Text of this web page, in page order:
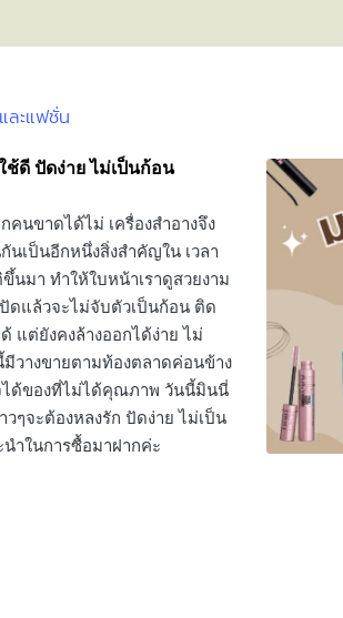
ละแฟชั่น
ช้ดี ปัดง่าย ไม่เป็นก้อน
คนขาดได้ไม่ เครื่องสำอางจึง
นเป็นอีกหนึ่งสิ่งสำคัญใน เวลา
นมา ทำให้ใบหน้าเราดูสวยงาม
ดแล้วจะไม่จับตัวเป็นก้อน ติด
แต่ยังคงล้างออกได้ง่าย ไม่
วางขายตามท้องตลาดค่อนข้าง
ได้ของที่ไม่ได้คุณภาพ วันนี้มินนี่
ๆจะต้องหลงรัก ปัดง่าย ไม่เป็น
ำในการซื้อมาฝากค่ะ